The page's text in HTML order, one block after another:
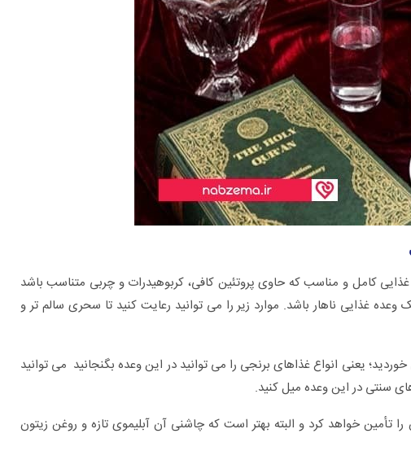
کامل و مناسب که حاوی پروتئین کافی، کربوهیدرات و چربی متناسب باشد
غذایی ناهار باشد. موارد زیر را می توانید رعایت کنید تا سحری سالم تر و
یعنی انواع غذاهای برنجی را می توانید در این وعده بگنجانید می توانید
تأمین خواهد کرد و البته بهتر است که چاشنی آن آبلیموی تازه و روغن زیتون